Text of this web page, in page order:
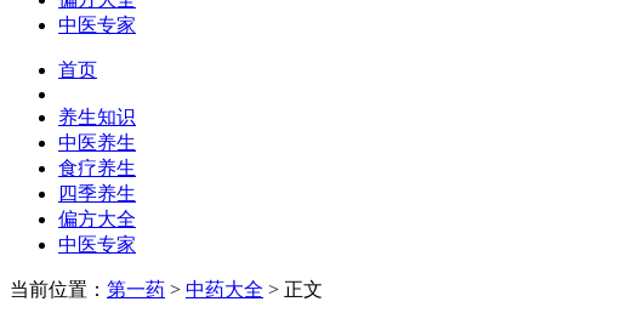
中医专家
首页
养生知识
中医养生
食疗养生
四季养生
偏方大全
中医专家
当前位置： 第一药 > 中药大全 > 正文